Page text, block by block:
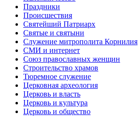
Праздники
Происшествия
Святейший Патриарх
Святые и святыни
Служение митрополита Корнилия
СМИ и интернет
Союз православных женщин
Строительство храмов
Тюремное служение
Церковная археология
Церковь и власть
Церковь и культура
Церковь и общество